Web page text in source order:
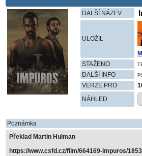
DALŠÍ NÁZEV
ULOŽIL
STAŽENO
DALŠÍ INFO
VERZE PRO
NÁHLED
Poznámka
Překlad Martin Hulman
https://www.csfd.cz/film/664169-impuros/